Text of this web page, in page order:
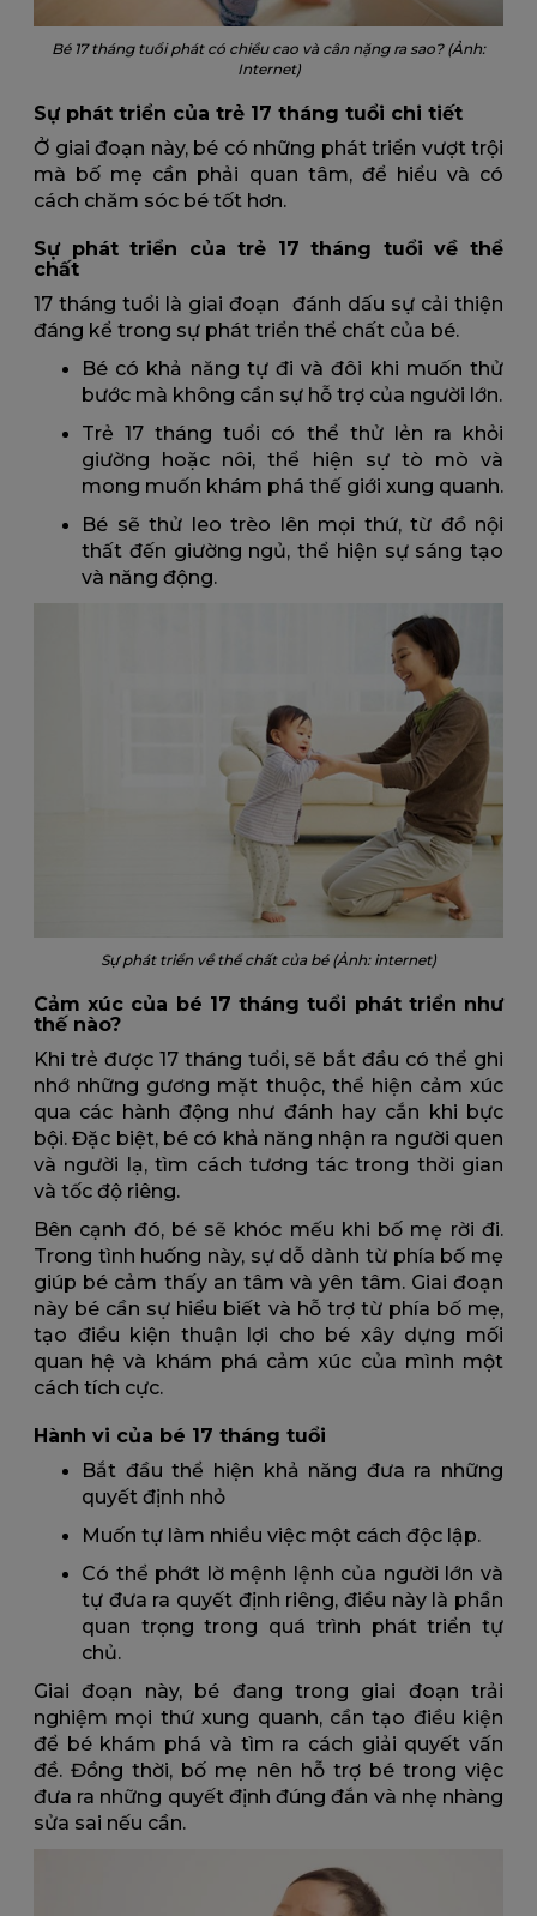
Bé 17 tháng tuổi phát có chiều cao và cân nặng ra sao? (Ảnh:
Internet)
Sự phát triển của trẻ 17 tháng tuổi chi tiết
Ở giai đoạn này, bé có những phát triển vượt trội
mà bố mẹ cần phải quan tâm, để hiểu và có
cách chăm sóc bé tốt hơn.
Sự phát triển của trẻ 17 tháng tuổi về thể
chất
17 tháng tuổi là giai đoạn đánh dấu sự cải thiện
đáng kể trong sự phát triển thể chất của bé.
Bé có khả năng tự đi và đôi khi muốn thử
bước mà không cần sự hỗ trợ của người lớn.
Trẻ 17 tháng tuổi có thể thử lẻn ra khỏi
giường hoặc nôi, thể hiện sự tò mò và
mong muốn khám phá thế giới xung quanh.
Bé sẽ thử leo trèo lên mọi thứ, từ đồ nội
thất đến giường ngủ, thể hiện sự sáng tạo
và năng động.
Sự phát triển về thể chất của bé (Ảnh: internet)
Cảm xúc của bé 17 tháng tuổi phát triển như
thế nào?
Khi trẻ được 17 tháng tuổi, sẽ bắt đầu có thể ghi
nhớ những gương mặt thuộc, thể hiện cảm xúc
qua các hành động như đánh hay cắn khi bực
bội. Đặc biệt, bé có khả năng nhận ra người quen
và người lạ, tìm cách tương tác trong thời gian
và tốc độ riêng.
Bên cạnh đó, bé sẽ khóc mếu khi bố mẹ rời đi.
Trong tình huống này, sự dỗ dành từ phía bố mẹ
giúp bé cảm thấy an tâm và yên tâm. Giai đoạn
này bé cần sự hiểu biết và hỗ trợ từ phía bố mẹ,
tạo điều kiện thuận lợi cho bé xây dựng mối
quan hệ và khám phá cảm xúc của mình một
cách tích cực.
Hành vi của bé 17 tháng tuổi
Bắt đầu thể hiện khả năng đưa ra những
quyết định nhỏ
Muốn tự làm nhiều việc một cách độc lập.
Có thể phớt lờ mệnh lệnh của người lớn và
tự đưa ra quyết định riêng, điều này là phần
quan trọng trong quá trình phát triển tự
chủ.
Giai đoạn này, bé đang trong giai đoạn trải
nghiệm mọi thứ xung quanh, cần tạo điều kiện
để bé khám phá và tìm ra cách giải quyết vấn
đề. Đồng thời, bố mẹ nên hỗ trợ bé trong việc
đưa ra những quyết định đúng đắn và nhẹ nhàng
sửa sai nếu cần.